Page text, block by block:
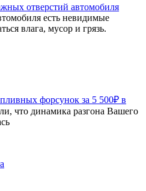
отверстий автомобиля
есть невидимые
влага, мусор и грязь.
форсунок за 5 500₽ в
что динамика разгона Вашего